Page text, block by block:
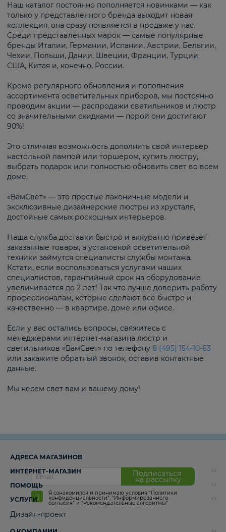
Наш каталог постоянно пополняется новинками — как
только у представленного бренда выходит новая
коллекция, она сразу появляется в продаже у нас.
Среди представленных марок — самые популярные
бренды Италии, Германии, Испании, Австрии, Бельгии,
Чехии, Польши, Дании, Швеции, Франции, Турции,
США, Китая и, конечно, России.
Кроме регулярного обновления и пополнения
ассортимента осветительных приборов, мы постоянно
проводим акции — распродажи светильников и люстр
со значительными скидками — порой они достигают
90%!
Это отличная возможность дополнить свой интерьер
настольной лампой или торшером, купить люстру,
выбрать подарок или полностью обновить свет во всем
доме.
«ВамСвет» — это простые лаконичные модели и
эксклюзивные дизайнерские люстры из хрусталя,
достойные самых роскошных интерьеров.
Наша служба доставки быстро и аккуратно привезет
заказанные товары, а установкой осветительной
техники займутся специалисты службы монтажа.
Кстати, если воспользоваться услугами наших
специалистов, гарантийный срок на оборудование
увеличивается до 2 лет! Так что лучше доверить работу
профессионалам, которые сделают всё быстро и
качественно — в квартире, доме или офисе.
Если у вас остались вопросы, свяжитесь с
менеджерами интернет-магазина люстр и
светильников «ВамСвет» по телефону 8 (495) 154-10-63
или закажите обратный звонок, оставив контактные
данные.
Мы несем свет вам и вашему дому!
Подписаться
на рассылку
Я ознакомился и принимаю условия “Политики
конфиденциальности”, “Информированного
согласия“ и “Рекомендательные алгоритмы“
АДРЕСА МАГАЗИНОВ
ИНТЕРНЕТ-МАГАЗИН
ПОМОЩЬ
УСЛУГИ
Дизайн-проект